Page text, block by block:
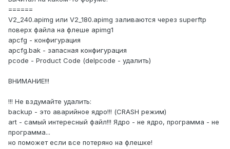
======
V2_240.apimg или V2_180.apimg заливаются через superftp
поверх файла на флеше apimg1
apcfg - конфигурация
apcfg.bak - запасная конфигурация
pcode - Product Code (delpcode - удалить)
ВНИМАНИЕ!!!
!!! Не вздумайте удалить:
backup - это аварийное ядро!!! (CRASH режим)
art - самый интересный файл!!! Ядро - не ядро, программа - не
программа...
но поможет если все потеряно на флешке!